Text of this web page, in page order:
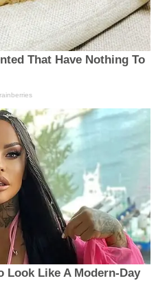
That Have Nothing To
Look Like A Modern-Day